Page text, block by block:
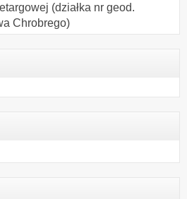
(działka nr geod.
Chrobrego)